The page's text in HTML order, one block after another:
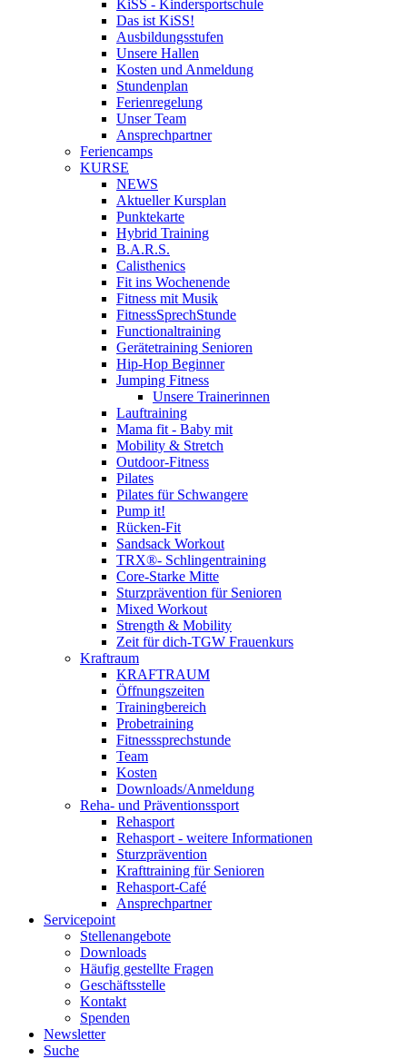
KiSS - Kindersportschule
Das ist KiSS!
Ausbildungsstufen
Unsere Hallen
Kosten und Anmeldung
Stundenplan
Ferienregelung
Unser Team
Ansprechpartner
Feriencamps
KURSE
NEWS
Aktueller Kursplan
Punktekarte
Hybrid Training
B.A.R.S.
Calisthenics
Fit ins Wochenende
Fitness mit Musik
FitnessSprechStunde
Functionaltraining
Gerätetraining Senioren
Hip-Hop Beginner
Jumping Fitness
Unsere Trainerinnen
Lauftraining
Mama fit - Baby mit
Mobility & Stretch
Outdoor-Fitness
Pilates
Pilates für Schwangere
Pump it!
Rücken-Fit
Sandsack Workout
TRX®- Schlingentraining
Core-Starke Mitte
Sturzprävention für Senioren
Mixed Workout
Strength & Mobility
Zeit für dich-TGW Frauenkurs
Kraftraum
KRAFTRAUM
Öffnungszeiten
Trainingbereich
Probetraining
Fitnesssprechstunde
Team
Kosten
Downloads/Anmeldung
Reha- und Präventionssport
Rehasport
Rehasport - weitere Informationen
Sturzprävention
Krafttraining für Senioren
Rehasport-Café
Ansprechpartner
Servicepoint
Stellenangebote
Downloads
Häufig gestellte Fragen
Geschäftsstelle
Kontakt
Spenden
Newsletter
Suche